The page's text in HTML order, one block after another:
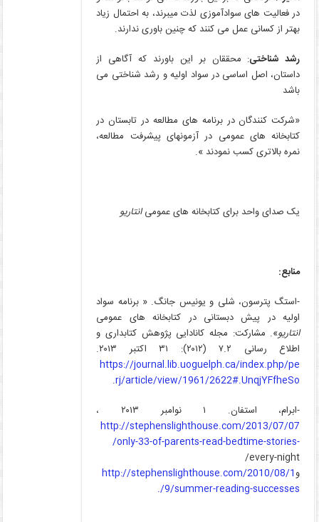
در فعالیت های سوادآموزی لذت میبرند، به احتمال زیاد
بهتر از کسانی عمل می کنند که چنین باوری ندارند.
رشد شناختی: محققان بر این باورند که آگاهی از
داستان، اصل اساسی در سواد اولیه و رشد شناختی می
باشد
«شرکت کنندگان در برنامه های مطالعه در تابستان در
کتابخانه های عمومی در آزمونهای پیشرفت مطالعه،
نمره بالاتری کسب نمودند ».
یک صدای واحد برای کتابخانه های عمومیانتاریو
منابع:
-استگ پترسون، شلی و یونیس جانگ. « برنامه سواد
اولیه در پیش دبستانی در کتابخانه های عمومی
انتاریو». مشارکت: مجله کانادایی پژوهش کتابداری و
اطلاع رسانی ۷.۲ (۲۰۱۲): ۳۱ اکتبر ۲۰۱۳.
https://journal.lib.uoguelph.ca/index.php/pe
rj/article/view/1961/2622#.UnqjYFfheSo
.
-ابرام، استفان. ۱ نوامبر ۲۰۱۳ ،
http://stephenslighthouse.com/2013/07/07
/only-33-of-parents-read-bedtime-stories-
every-night/
وhttp://stephenslighthouse.com/2010/08/1
9/summer-reading-successes/.